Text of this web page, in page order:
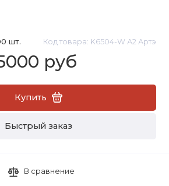
шт. Код товара: K6504-W А2 Артэ
руб
Купить
Быстрый заказ
В сравнение